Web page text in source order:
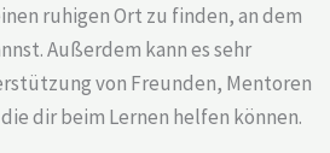
ruhigen Ort zu finden, an dem
Außerdem kann es sehr
von Freunden, Mentoren
dir beim Lernen helfen können.